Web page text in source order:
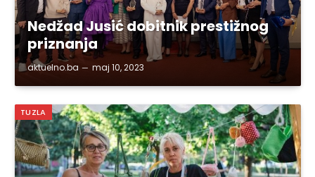
Nedžad Jusić dobitnik prestižnog
priznanja
aktuelno.ba maj 10, 2023
TUZLA